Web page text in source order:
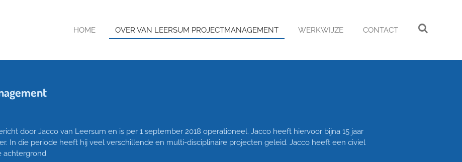
HOME OVER VAN LEERSUM PROJECTMANAGEMENT WERKWIJZE CONTACT
door Jacco van Leersum en is per 1 september 2018 operationeel. Jacco heeft hiervoor bijna 15 jaar
In die periode heeft hij veel verschillende en multi-disciplinaire projecten geleid. Jacco heeft een civiel
achtergrond.